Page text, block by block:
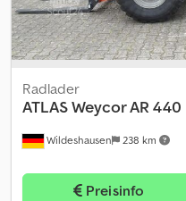
Wildeshausen 238 km
Radlader
ATLASWeycor AR 440
Preisinfo